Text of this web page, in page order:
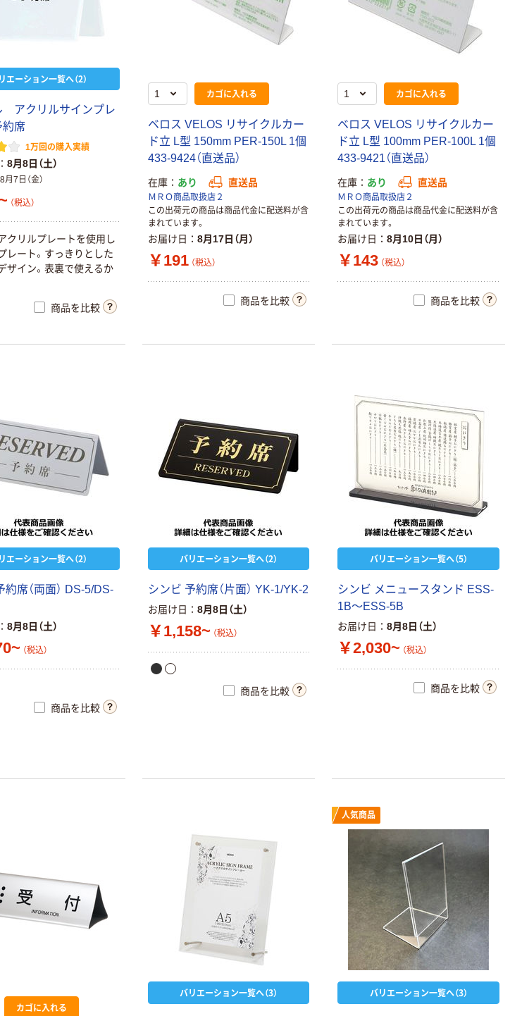
エーション一覧へ（2）
アクリルサインプレ
席
1万回の購入実績
8月8日（土）
8月7日（金）
（税込）
クリルプレートを使用し
レート。すっきりとした
ザイン。表裏で使えるか
商品を比較
カゴに入れる
ベロス VELOS リサイクルカー
ド立 L型 150mm PER-150L 1個
433-9424（直送品）
在庫 あり 直送品
ＭＲＯ商品取扱店２
この出荷元の商品は商品代金に配送料が含
まれています。
お届け日 8月17日（月）
￥191 （税込）
商品を比較
カゴに入れる
ベロス VELOS リサイクルカー
ド立 L型 100mm PER-100L 1個
433-9421（直送品）
在庫 あり 直送品
ＭＲＯ商品取扱店２
この出荷元の商品は商品代金に配送料が含
まれています。
お届け日 8月10日（月）
￥143 （税込）
商品を比較
エーション一覧へ（2）
約席（両面） DS-5/DS-
8月8日（土）
（税込）
商品を比較
バリエーション一覧へ（2）
シンビ 予約席（片面） YK-1/YK-2
お届け日 8月8日（土）
￥1,158~ （税込）
商品を比較
バリエーション一覧へ（5）
シンビ メニュースタンド ESS-
1B～ESS-5B
お届け日 8月8日（土）
￥2,030~ （税込）
商品を比較
カゴに入れる
バリエーション一覧へ（3）
人気商品
バリエーション一覧へ（3）